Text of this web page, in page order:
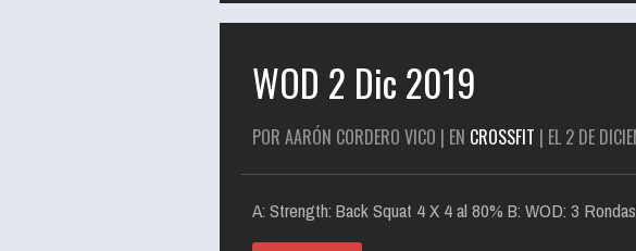
WOD 2 Dic 2019
POR AARÓN CORDERO VICO | EN CROSSFIT | EL 2 DE
A: Strength: Back Squat 4 X 4 al 80% B: WOD: 3